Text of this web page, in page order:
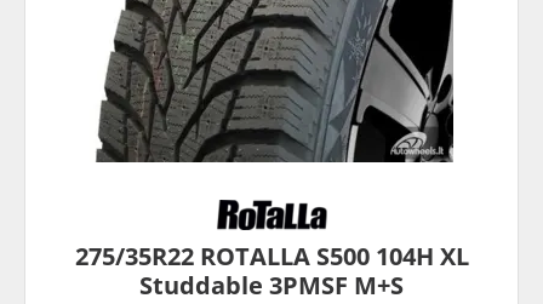
275/35R22 ROTALLA S500 104H XL
Studdable 3PMSF M+S